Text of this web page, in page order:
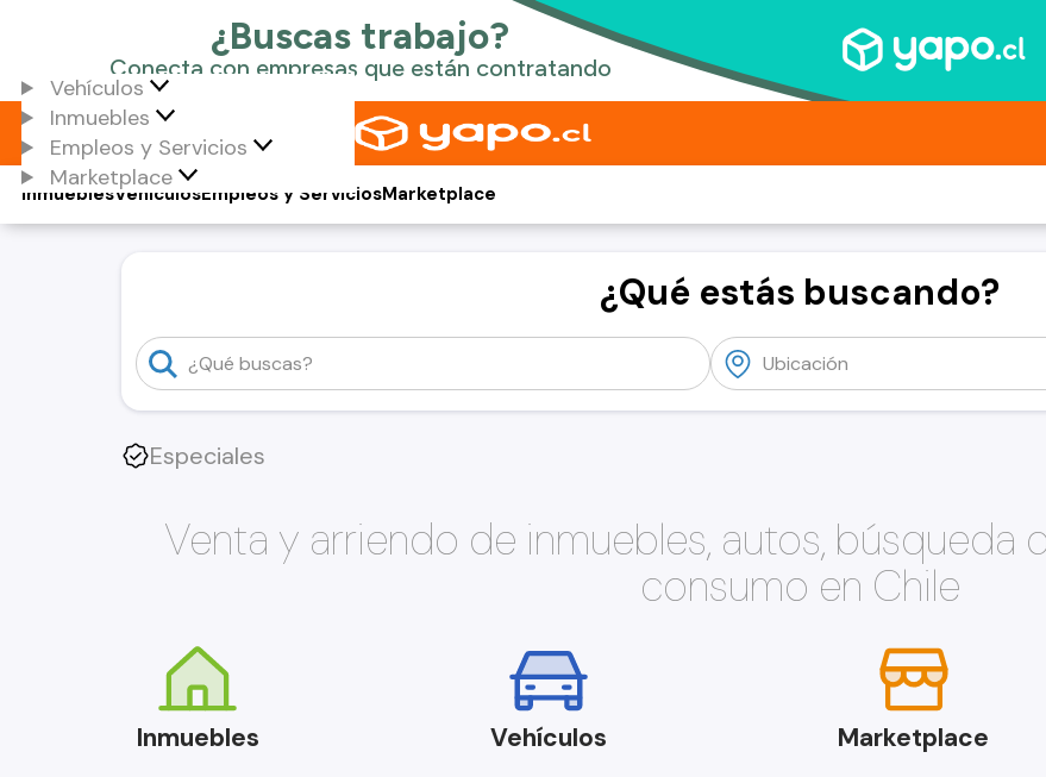
Vehículos
Inmuebles
Empleos y Servicios
Marketplace
Vehículos
Inmuebles Empleos y ServiciosMarketplace
¿Qué estás buscando?
Especiales
Venta y arriendo de inmuebles, autos, búsqueda
consumo en Chile
Inmuebles Vehículos Marketplace